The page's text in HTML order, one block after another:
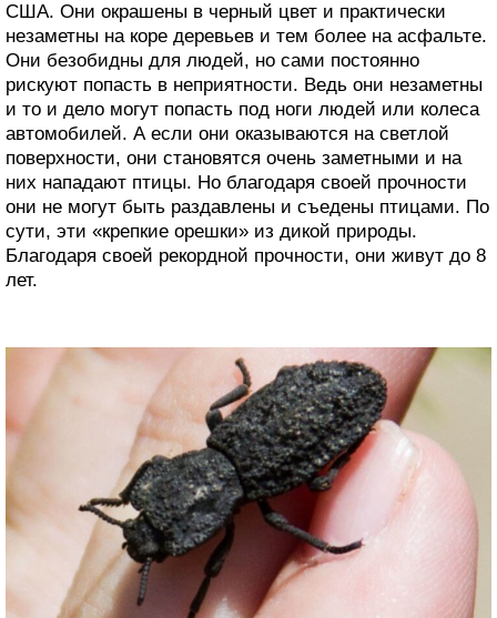
США. Они окрашены в черный цвет и практически
незаметны на коре деревьев и тем более на асфальте.
Они безобидны для людей, но сами постоянно
рискуют попасть в неприятности. Ведь они незаметны
и то и дело могут попасть под ноги людей или колеса
автомобилей. А если они оказываются на светлой
поверхности, они становятся очень заметными и на
них нападают птицы. Но благодаря своей прочности
они не могут быть раздавлены и съедены птицами. По
сути, эти «крепкие орешки» из дикой природы.
Благодаря своей рекордной прочности, они живут до 8
лет.